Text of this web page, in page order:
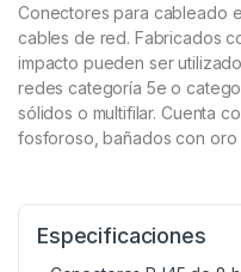
Conectores para cableado
cables de red. Fabricados
impacto pueden ser
redes categoría 5e o
sólidos o multifilar. Cuenta
fosforoso, bañados con oro
Especificaciones